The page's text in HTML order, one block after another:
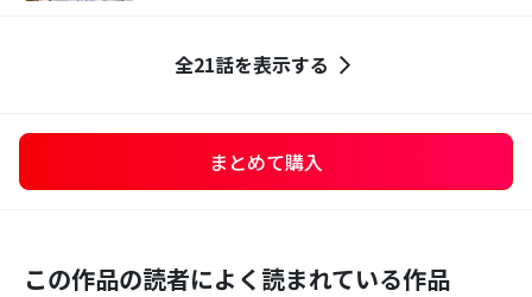
全21話を表示する
まとめて購入
この作品の読者によく読まれている作品